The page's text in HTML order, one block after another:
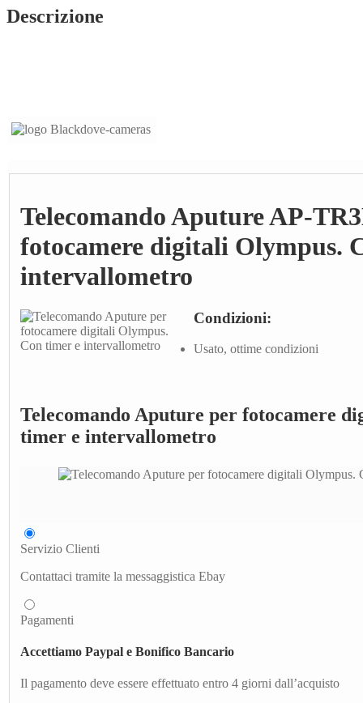
Descrizione
Telecomando Aputure AP-
fotocamere digitali Olympus.
intervallometro
Condizioni:
Usato, ottime condizioni
Telecomando Aputure per fotocamere
timer e intervallometro
Servizio Clienti
Contattaci tramite la messaggistica Ebay
Pagamenti
Accettiamo Paypal e Bonifico Bancario
Il pagamento deve essere effettuato entro 4 giorni dall’acquisto